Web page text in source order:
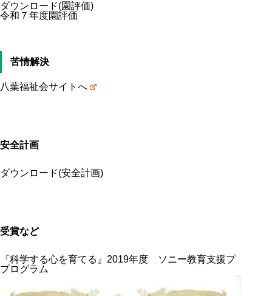
ダウンロード(園評価)
令和７年度園評価
苦情解決
八葉福祉会サイトへ
安全計画
ダウンロード(安全計画)
受賞など
『科学する心を育てる』2019年度 ソニー教育支援プ
プログラム